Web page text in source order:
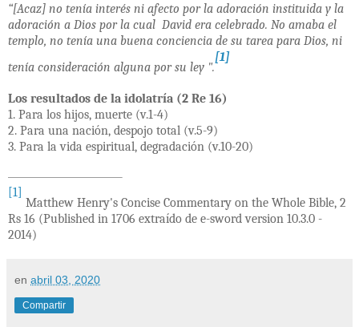
“[Acaz] no tenía interés ni afecto por la adoración instituida y la
adoración a Dios por la cual David era celebrado. No amaba el
templo, no tenía una buena conciencia de su tarea para Dios, ni
tenía consideración alguna por su ley ".
[1]
Los resultados de la idolatría (2 Re 16)
1. Para los hijos, muerte (v.1-4)
2. Para una nación, despojo total (v.5-9)
3. Para la vida espiritual, degradación (v.10-20)
[1]
Matthew Henry's Concise Commentary on the Whole Bible, 2
Rs 16 (Published in 1706 extraído de e-sword version 10.3.0 -
2014)
en abril 03, 2020
Compartir